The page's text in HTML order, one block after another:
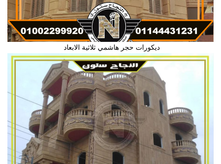
ديكورات حجر هاشمي ثلاثية الابعاد